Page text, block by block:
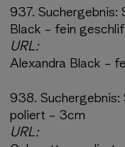
937. Suchergebnis:
Black - fein
URL:
Alexandra Black -
938. Suchergebnis:
poliert - 3cm
URL: